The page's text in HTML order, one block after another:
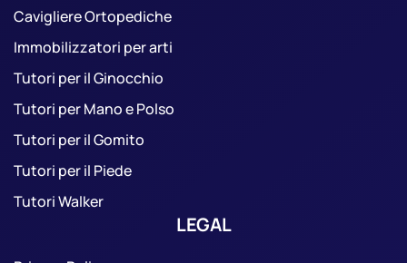
Cavigliere Ortopediche
Immobilizzatori per arti
Tutori per il Ginocchio
Tutori per Mano e Polso
Tutori per il Gomito
Tutori per il Piede
Tutori Walker
LEGAL